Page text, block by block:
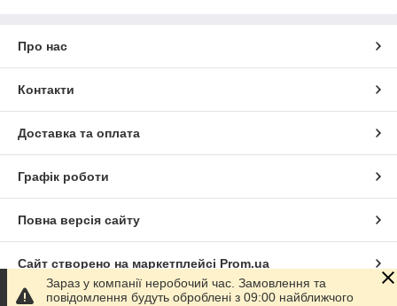
Про нас
Контакти
Доставка та оплата
Графік роботи
Повна версія сайту
Сайт створено на маркетплейсі Prom.ua
Зараз у компанії неробочий час. Замовлення та
повідомлення будуть оброблені з 09:00 найближчого